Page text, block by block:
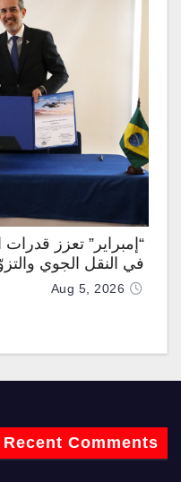
“إمبراير” تعزز قدرات
في النقل الجوي
تزويدها بطائرتي “كيه سي-390
Aug 5, 2026
Recent Comments